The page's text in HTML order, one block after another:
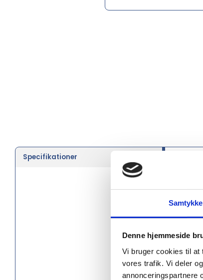
Samtykke
Denne hjemmeside
Vi bruger cookies til at
vores trafik. Vi deler
annonceringspartnere
Specifikationer